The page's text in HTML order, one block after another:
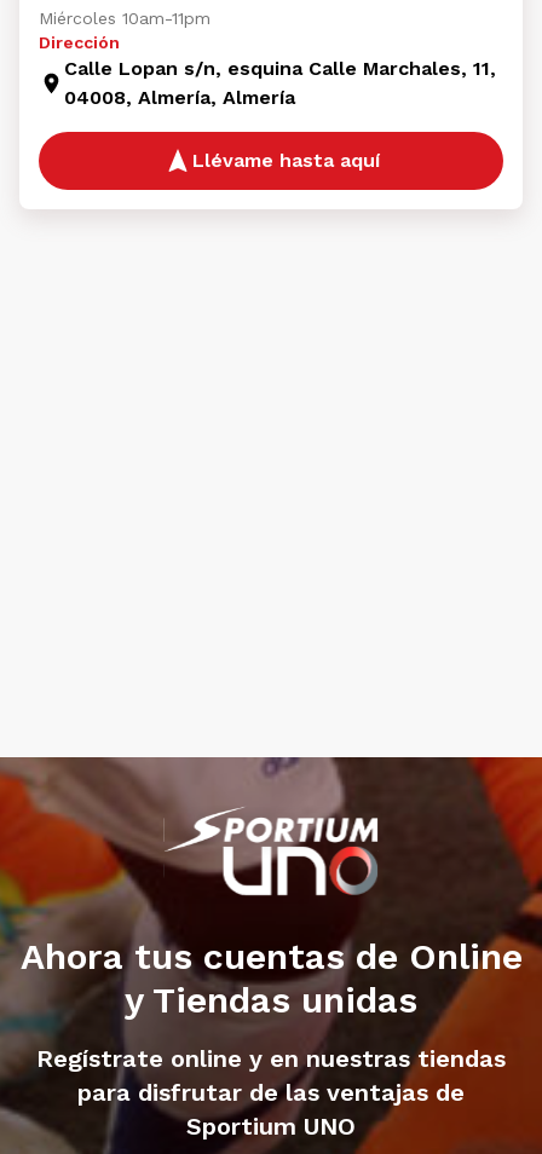
Miércoles 10am-11pm
Dirección
Calle Lopan s/n, esquina Calle Marchales, 11,
04008, Almería, Almería
Llévame hasta aquí
Ahora tus cuentas de Online
y Tiendas unidas
Regístrate online y en nuestras tiendas
para disfrutar de las ventajas de
Sportium UNO